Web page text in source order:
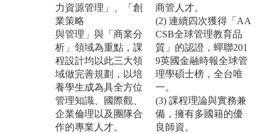
力資源管理」、「創
業策略
與管理」與「商業分
析」領域為重點，課
程設計均以此三大領
域做完善規劃，以培
養學生成為具全方位
管理知識、國際觀、
企業倫理以及團隊合
作的專業人才。
商管人才。
(2) 連續四次獲得「AA
CSB全球管理教育品
質」的認證，蟬聯201
9英國金融時報全球管
理學碩士榜，全台唯
一。
(3) 課程理論與實務兼
備，擁有多國籍的優
良師資。